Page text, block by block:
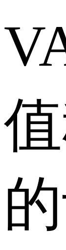
值